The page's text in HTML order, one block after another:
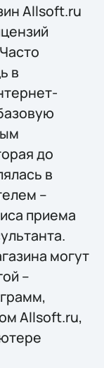
Allsoft.ru
в
до
в
–
приема
могут
–
Allsoft.ru,